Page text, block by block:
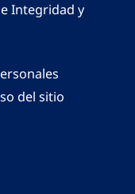
Integridad y
del sitio